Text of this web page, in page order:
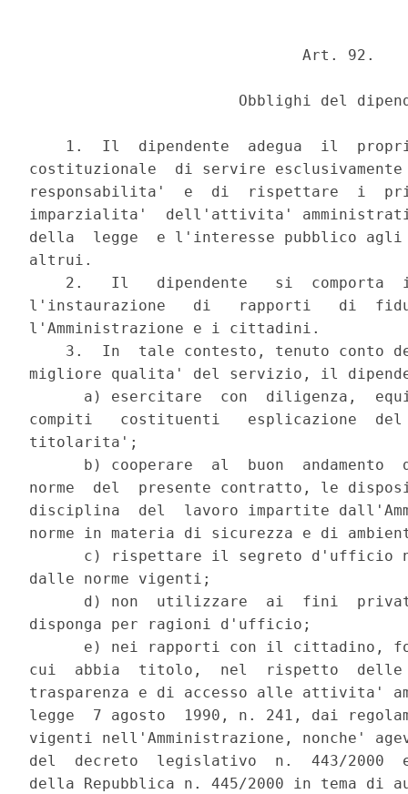
                              Art. 92.
Obblighi del
1.  Il  dipendente  adegua  il
costituzionale  di servire esclusivamente
responsabilita'  e  di  rispettare  i
imparzialita'  dell'attivita'
della  legge  e l'interesse pubblico
altrui.
2.   Il   dipendente   si  comporta
l'instaurazione   di   rapporti   di
l'Amministrazione e i cittadini.
3.  In  tale contesto, tenuto conto
migliore qualita' del servizio, il
a) esercitare  con  diligenza,
compiti   costituenti   esplicazione
titolarita';
b) cooperare  al  buon  andamento
norme  del  presente contratto, le
disciplina  del  lavoro impartite
norme in materia di sicurezza e di
c) rispettare il segreto d'ufficio
dalle norme vigenti;
d) non  utilizzare  ai  fini
disponga per ragioni d'ufficio;
e) nei rapporti con il cittadino,
cui  abbia  titolo,  nel  rispetto  delle
trasparenza e di accesso alle attivita'
legge  7 agosto  1990, n. 241, dai
vigenti nell'Amministrazione, nonche'
del  decreto  legislativo  n.  443/2000
della Repubblica n. 445/2000 in tema di